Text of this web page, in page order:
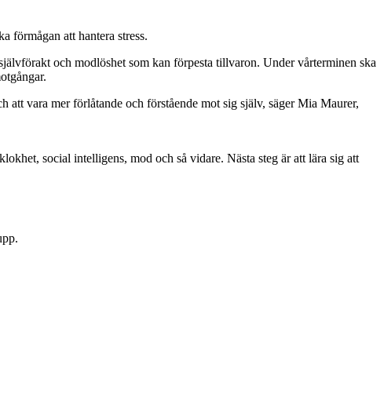
förmågan att hantera stress.
och modlöshet som kan förpesta tillvaron. Under vårterminen ska
vara mer förlåtande och förstående mot sig själv, säger Mia Maurer,
social intelligens, mod och så vidare. Nästa steg är att lära sig att